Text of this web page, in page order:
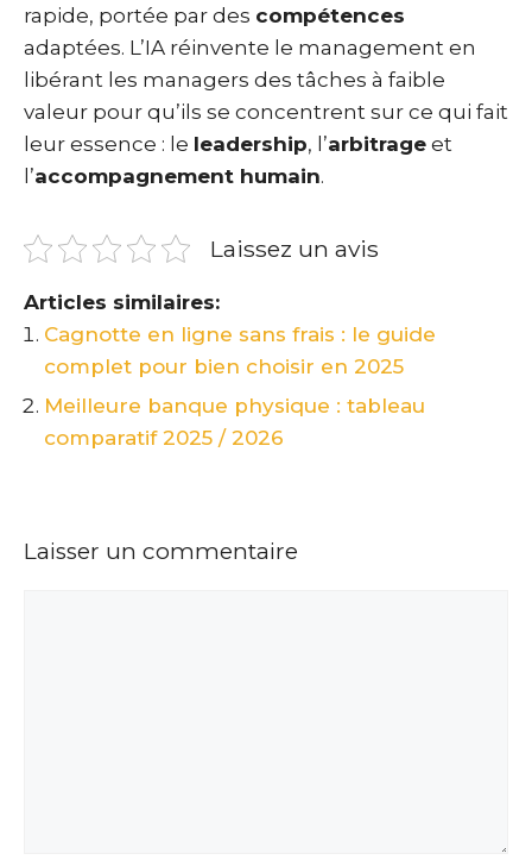
rapide, portée par des compétences
adaptées. L’IA réinvente le management en
libérant les managers des tâches à faible
valeur pour qu’ils se concentrent sur ce qui fait
leur essence : le leadership, l’arbitrage et
l’accompagnement humain.
Laissez un avis
Articles similaires:
Cagnotte en ligne sans frais : le guide
complet pour bien choisir en 2025
Meilleure banque physique : tableau
comparatif 2025 / 2026
Laisser un commentaire